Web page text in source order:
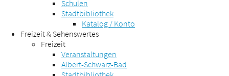
Schulen
Stadtbibliothek
Katalog / Konto
Freizeit & Sehenswertes
Freizeit
Veranstaltungen
Albert-Schwarz-Bad